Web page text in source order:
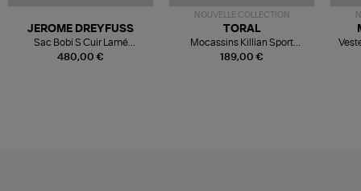
480,00 €
JEROME DREYFUSS
Sac Bobi S Cuir Lamé
Champagne
NOUVELLE COLLECTION
189,00 €
TORAL
Mocassins Killian Sport
Mousse